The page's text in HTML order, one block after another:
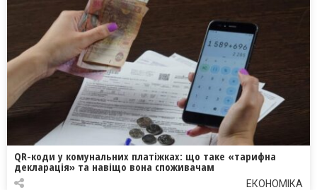
QR-коди у комунальних платіжках: що таке «тарифна
декларація» та навіщо вона споживачам
ЕКОНОМІКА